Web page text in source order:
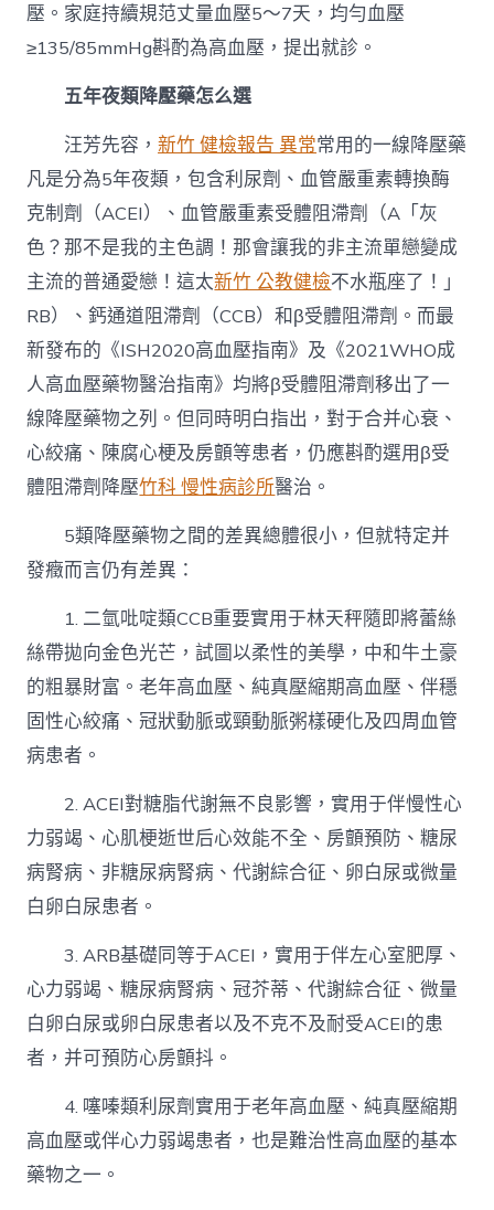
壓。家庭持續規范丈量血壓5～7天，均勻血壓
≥135/85mmHg斟酌為高血壓，提出就診。
五年夜類降壓藥怎么選
汪芳先容，新竹 健檢報告 異常常用的一線降壓藥
凡是分為5年夜類，包含利尿劑、血管嚴重素轉換酶
克制劑（ACEI）、血管嚴重素受體阻滯劑（A「灰
色？那不是我的主色調！那會讓我的非主流單戀變成
主流的普通愛戀！這太新竹 公教健檢不水瓶座了！」
RB）、鈣通道阻滯劑（CCB）和β受體阻滯劑。而最
新發布的《ISH2020高血壓指南》及《2021WHO成
人高血壓藥物醫治指南》均將β受體阻滯劑移出了一
線降壓藥物之列。但同時明白指出，對于合并心衰、
心絞痛、陳腐心梗及房顫等患者，仍應斟酌選用β受
體阻滯劑降壓竹科 慢性病診所醫治。
5類降壓藥物之間的差異總體很小，但就特定并
發癥而言仍有差異：
1. 二氫吡啶類CCB重要實用于林天秤隨即將蕾絲
絲帶拋向金色光芒，試圖以柔性的美學，中和牛土豪
的粗暴財富。老年高血壓、純真壓縮期高血壓、伴穩
固性心絞痛、冠狀動脈或頸動脈粥樣硬化及四周血管
病患者。
2. ACEI對糖脂代謝無不良影響，實用于伴慢性心
力弱竭、心肌梗逝世后心效能不全、房顫預防、糖尿
病腎病、非糖尿病腎病、代謝綜合征、卵白尿或微量
白卵白尿患者。
3. ARB基礎同等于ACEI，實用于伴左心室肥厚、
心力弱竭、糖尿病腎病、冠芥蒂、代謝綜合征、微量
白卵白尿或卵白尿患者以及不克不及耐受ACEI的患
者，并可預防心房顫抖。
4. 噻嗪類利尿劑實用于老年高血壓、純真壓縮期
高血壓或伴心力弱竭患者，也是難治性高血壓的基本
藥物之一。